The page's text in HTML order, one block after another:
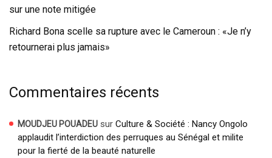
sur une note mitigée
Richard Bona scelle sa rupture avec le Cameroun : «Je n’y
retournerai plus jamais»
Commentaires récents
MOUDJEU POUADEU sur Culture & Société : Nancy Ongolo
applaudit l’interdiction des perruques au Sénégal et milite
pour la fierté de la beauté naturelle